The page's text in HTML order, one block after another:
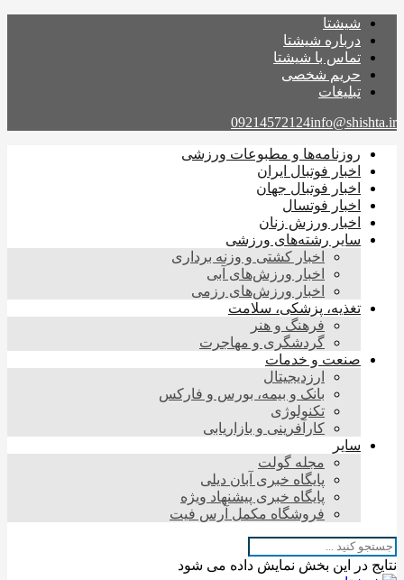
شیشتا
درباره شیشتا
تماس با شیشتا
حریم شخصی
تبلیغات
09214572124info@shishta.ir
روزنامه‌ها و مطبوعات ورزشی
اخبار فوتبال ایران
اخبار فوتبال جهان
اخبار فوتسال
اخبار ورزش زنان
سایر رشته‌های ورزشی
اخبار کشتی و وزنه برداری
اخبار ورزش‌های آبی
اخبار ورزش‌های رزمی
تغذیه، پزشکی، سلامت
فرهنگ و هنر
گردشگری و مهاجرت
صنعت و خدمات
ارزدیجیتال
بانک و بیمه، بورس و فارکس
تکنولوژی
کارآفرینی و بازاریابی
سایر
مجله گولت
پایگاه خبری آبان دیلی
پایگاه خبری پیشنهاد ویژه
فروشگاه مکمل آرس فیت
نتایج در این بخش نمایش داده می شود